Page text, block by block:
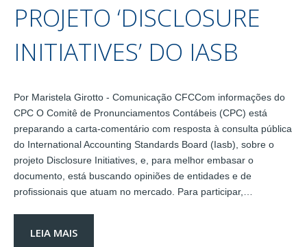
PROJETO ‘DISCLOSURE
INITIATIVES’ DO IASB
Por Maristela Girotto - Comunicação CFCCom informações do
CPC O Comitê de Pronunciamentos Contábeis (CPC) está
preparando a carta-comentário com resposta à consulta pública
do International Accounting Standards Board (Iasb), sobre o
projeto Disclosure Initiatives, e, para melhor embasar o
documento, está buscando opiniões de entidades e de
profissionais que atuam no mercado. Para participar,…
LEIA MAIS